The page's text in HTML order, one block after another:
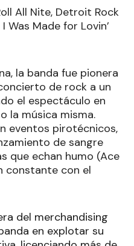
All Nite, Detroit Rock
Was Made for Lovin’
la banda fue pionera
de rock a un
el espectáculo en
la música misma.
eventos pirotécnicos,
de sangre
que echan humo (Ace
constante con el
del merchandising
en explotar su